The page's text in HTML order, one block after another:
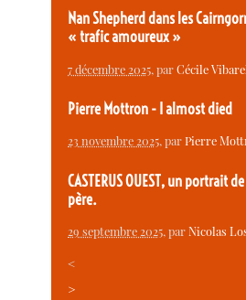
Nan Shepherd dans les
« trafic amoureux »
7 décembre 2025, parCécile
Pierre Mottron - I almost died
23 novembre 2025, parPierre
CASTERUS OUEST, un portrait
père.
29 septembre 2025, parNicolas
<
>